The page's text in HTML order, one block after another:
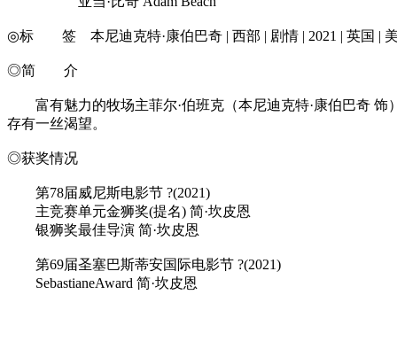
◎标 签 本尼迪克特·康伯巴奇 | 西部 | 剧情 | 2021 | 英国 | 美
◎简 介
富有魅力的牧场主菲尔·伯班克（本尼迪克特·康伯巴奇 饰
存有一丝渴望。
◎获奖情况
第78届威尼斯电影节 ?(2021)
主竞赛单元金狮奖(提名) 简·坎皮恩
银狮奖最佳导演 简·坎皮恩
第69届圣塞巴斯蒂安国际电影节 ?(2021)
SebastianeAward 简·坎皮恩